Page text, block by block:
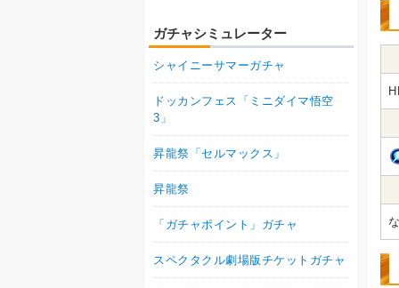
ガチャシミュレーター
シャイニーサマーガチャ
ドッカンフェス「ミニダイマ悟空
3」
昇龍祭「セルマックス」
昇龍祭
「ガチャポイント」ガチャ
スペクタクル劇場版チケットガチャ